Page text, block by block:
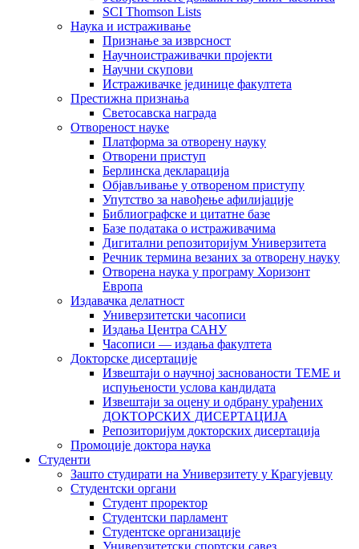
SCI Thomson Lists
Наука и истраживање
Признање за изврсност
Научноистраживачки пројекти
Научни скупови
Истраживачке јединице факултета
Престижна признања
Светосавска награда
Отвореност науке
Платформа за отворену науку
Отворени приступ
Берлинска декларација
Објављивање у отвореном приступу
Упутство за навођење афилијације
Библиографске и цитатне базе
Базе података о истраживачима
Дигитални репозиторијум Универзитета
Рeчник термина везаних за отворену науку
Отворена наука у програму Хоризонт
Европа
Издавачка делатност
Универзитетски часописи
Издања Центра САНУ
Часописи — издања факултета
Докторске дисертације
Извештаји о научној заснованости ТЕМЕ и
испуњености услова кандидата
Извештаји за оцену и одбрану урађених
ДОКТОРСКИХ ДИСЕРТАЦИЈА
Репозиторијум докторских дисертација
Промоције доктора наука
Студенти
Зашто студирати на Универзитету у Крагујевцу
Студентски органи
Студент проректор
Студентски парламент
Студентске организације
Универзитетски спортски савез